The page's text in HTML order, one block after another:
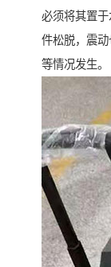
必须将其置
件松脱，震
等情况发生。